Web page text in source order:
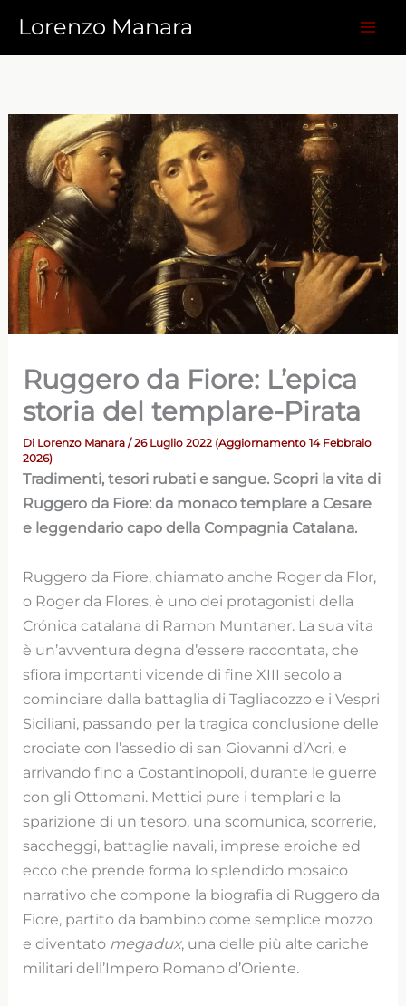
contenuto
Lorenzo Manara
Ruggero da Fiore: L’epica
storia del templare-Pirata
Di Lorenzo Manara/ 26 Luglio 2022 (Aggiornamento 14 Febbraio
2026)
Tradimenti, tesori rubati e sangue. Scopri la vita di
Ruggero da Fiore: da monaco templare a Cesare
e leggendario capo della Compagnia Catalana.
Ruggero da Fiore, chiamato anche Roger da Flor,
o Roger da Flores, è uno dei protagonisti della
Crónica catalana di Ramon Muntaner. La sua vita
è un’avventura degna d’essere raccontata, che
sfiora importanti vicende di fine XIII secolo a
cominciare dalla battaglia di Tagliacozzo e i Vespri
Siciliani, passando per la tragica conclusione delle
crociate con l’assedio di san Giovanni d’Acri, e
arrivando fino a Costantinopoli, durante le guerre
con gli Ottomani. Mettici pure i templari e la
sparizione di un tesoro, una scomunica, scorrerie,
saccheggi, battaglie navali, imprese eroiche ed
ecco che prende forma lo splendido mosaico
narrativo che compone la biografia di Ruggero da
Fiore, partito da bambino come semplice mozzo
e diventato megadux, una delle più alte cariche
militari dell’Impero Romano d’Oriente.